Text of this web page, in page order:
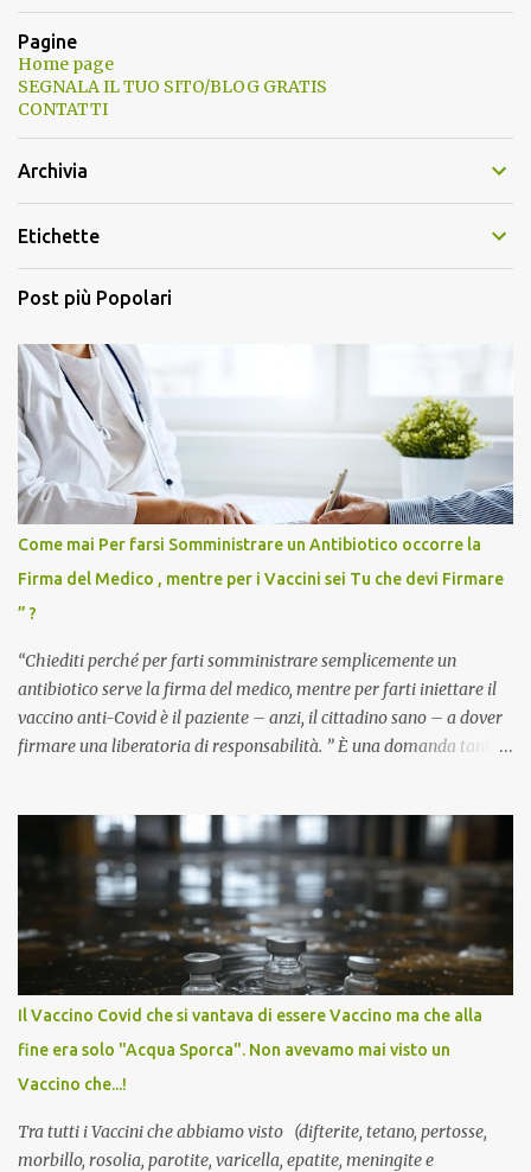
Pagine
Home page
SEGNALA IL TUO SITO/BLOG GRATIS
CONTATTI
Archivia
Etichette
Post più Popolari
Come mai Per farsi Somministrare un Antibiotico occorre la
Firma del Medico , mentre per i Vaccini sei Tu che devi Firmare
” ?
“Chiediti perché per farti somministrare semplicemente un
antibiotico serve la firma del medico, mentre per farti iniettare il
vaccino anti-Covid è il paziente – anzi, il cittadino sano – a dover
firmare una liberatoria di responsabilità. ” È una domanda tanto
pandemia. Un interrogativo che dovrebbe scuotere chiunque abbia
ancora il coraggio di pensare con la propria testa. Per il vaccino
anti-Covid, un pro-farmaco, con autorizzazione condizionata,
sviluppato in tempi record, con tecnologie mai utilizzate prima su
larga scala, ancora oggetto di studio e di discussione
internazionale serve solo una firma. La tua. Lo si somministra
anche a persone sane, giovani, senza fattori di rischio, spesso già
serve una prescrizione. Non c’è diagnosi. Non c’è presa in carico.
L’unico atto richiesto è una fi...
Il Vaccino Covid che si vantava di essere Vaccino ma che alla
fine era solo "Acqua Sporca". Non avevamo mai visto un
Vaccino che...!
Tra tutti i Vaccini che abbiamo visto (difterite, tetano, pertosse,
morbillo, rosolia, parotite, varicella, epatite, meningite e